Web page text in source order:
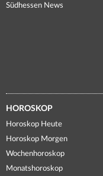
Südhessen News
HOROSKOP
Horoskop Heute
Horoskop Morgen
Wochenhoroskop
Monatshoroskop